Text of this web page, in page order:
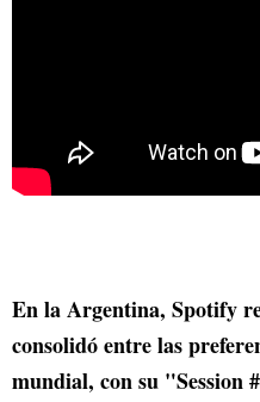
En la Argentina, Spotify
consolidó entre las
mundial, con su "Session